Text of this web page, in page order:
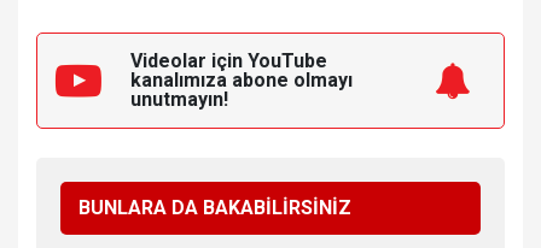
Videolar için YouTube
kanalımıza abone olmayı
unutmayın!
BUNLARA DA BAKABİLİRSİNİZ